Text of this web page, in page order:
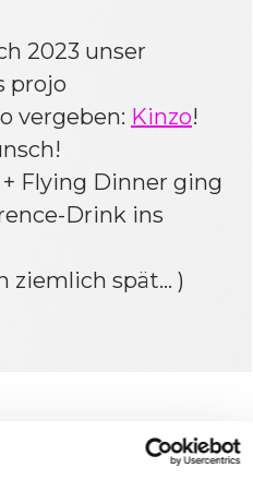
2023 unser
projo
vergeben: Kinzo!
Flying Dinner ging
Drink ins
ziemlich spät… )